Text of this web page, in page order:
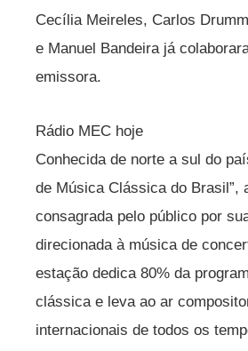
Cecília Meireles, Carlos
e Manuel Bandeira já
emissora.
Rádio MEC hoje
Conhecida de norte a sul do
de Música Clássica do Brasil”,
consagrada pelo público por
direcionada à música de
estação dedica 80% da
clássica e leva ao ar
internacionais de todos os